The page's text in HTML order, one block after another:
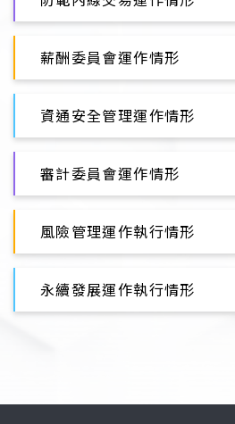
薪酬委員會運作情形
資通安全管理運作情形
審計委員會運作情形
風險管理運作執行情形
永續發展運作執行情形